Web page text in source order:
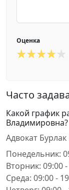
Оценка
Часто
Какой график
Владимировна?
Адвокат
Понедельник:
Вторник: 09:00
Среда: 09:00 -